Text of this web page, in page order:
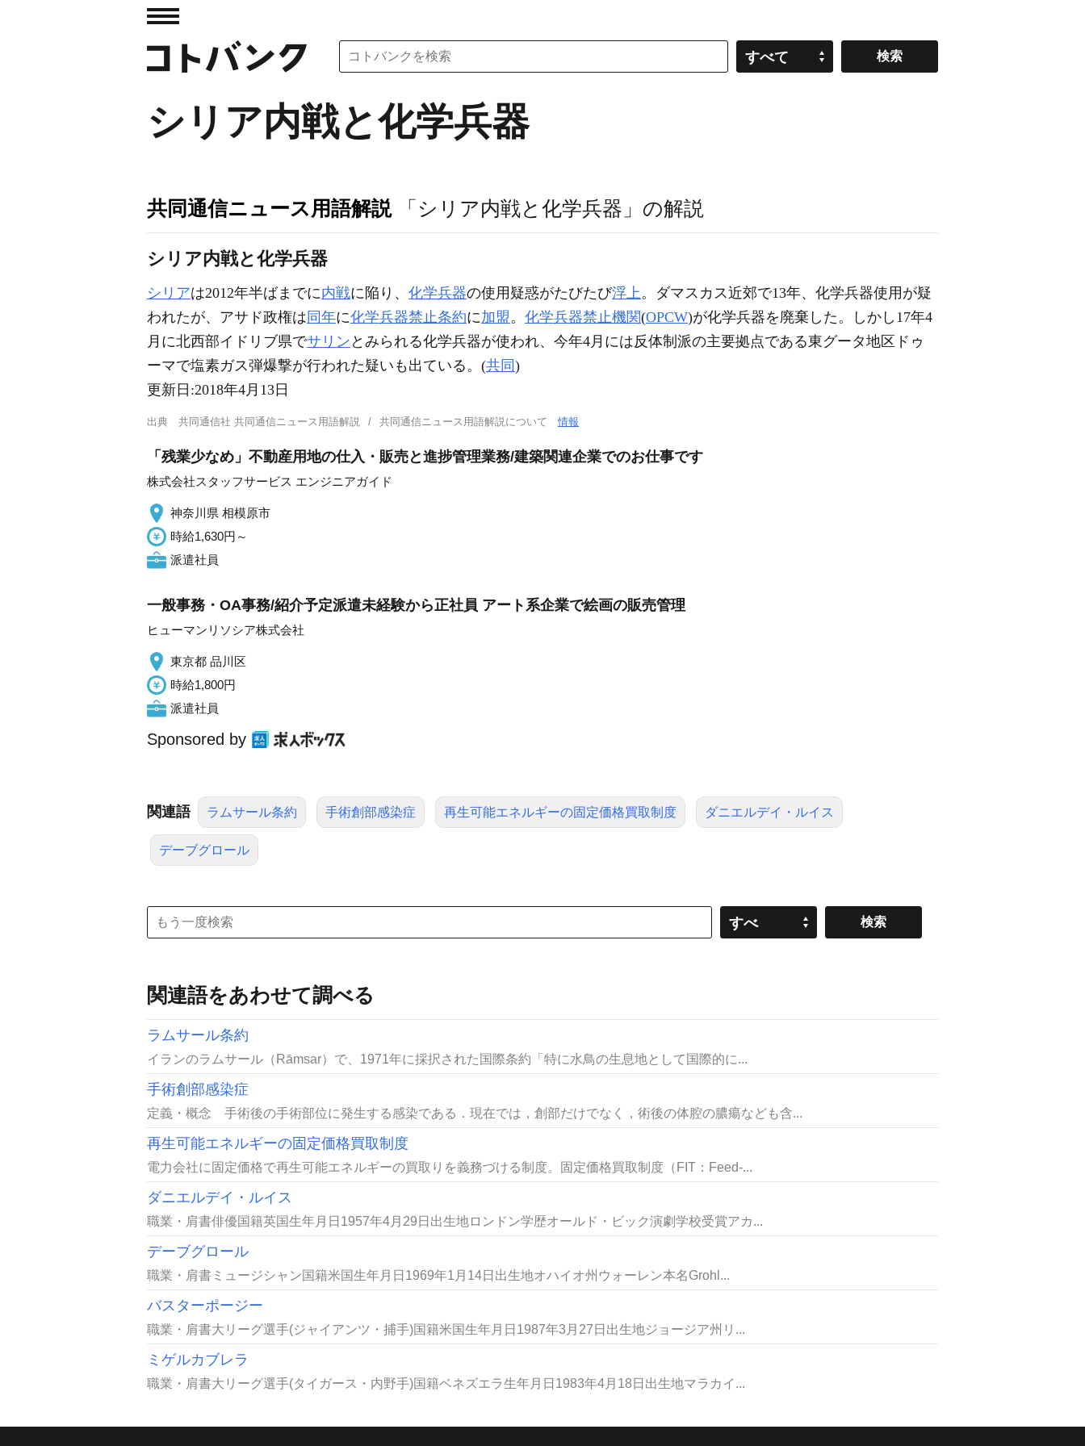
すべて
シリア内戦と化学兵器
共同通信ニュース用語解説「シリア内戦と化学兵器」の解説
シリア内戦と化学兵器
シリアは2012年半ばまでに内戦に陥り、 化学兵器の使用疑惑がたびたび浮上。ダマスカス近郊で13年、化学兵器使用が疑
われたが、アサド政権は 同年に化学兵器禁止条約に加盟。 化学兵器禁止機関(OPCW)が化学兵器を廃棄した。しかし17年4
月に北西部イドリブ県でサリン とみられる化学兵器が使われ、今年4月には反体制派の主要拠点である東グータ地区ドゥ
ーマで塩素ガス弾爆撃が行われた疑いも出ている。(共同 )
更新日:2018年4月13日
出典 共同通信社 共同通信ニュース用語解説 共同通信ニュース用語解説について情報
「残業少なめ」不動産用地の仕入・販売と進捗管理業務/建築関連企業でのお仕事です
株式会社スタッフサービス エンジニアガイド
神奈川県 相模原市
時給1,630円～
派遣社員
一般事務・OA事務/紹介予定派遣未経験から正社員 アート系企業で絵画の販売管理
ヒューマンリソシア株式会社
東京都 品川区
時給1,800円
派遣社員
Sponsored by
関連語 ラムサール条約 手術創部感染症 再生可能エネルギーの固定価格買取制度 ダニエルデイ・ルイス
デーブグロール
すべ
関連語をあわせて調べる
ラムサール条約
イランのラムサール（Rāmsar）で、1971年に採択された国際条約「特に水鳥の生息地として国際的に...
手術創部感染症
定義・概念 手術後の手術部位に発生する感染である．現在では，創部だけでなく，術後の体腔の膿瘍なども含...
再生可能エネルギーの固定価格買取制度
電力会社に固定価格で再生可能エネルギーの買取りを義務づける制度。固定価格買取制度（FIT：Feed-...
ダニエルデイ・ルイス
職業・肩書俳優国籍英国生年月日1957年4月29日出生地ロンドン学歴オールド・ビック演劇学校受賞アカ...
デーブグロール
職業・肩書ミュージシャン国籍米国生年月日1969年1月14日出生地オハイオ州ウォーレン本名Grohl...
バスターポージー
職業・肩書大リーグ選手(ジャイアンツ・捕手)国籍米国生年月日1987年3月27日出生地ジョージア州リ...
ミゲルカブレラ
職業・肩書大リーグ選手(タイガース・内野手)国籍ベネズエラ生年月日1983年4月18日出生地マラカイ...